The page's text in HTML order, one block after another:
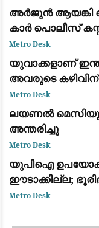
അർജുൻ ആയങ്കി
കാർ പൊലീസ്
Metro Desk
യുവാക്കളാണ്
അവരുടെ
രാഹുൽ ഗാന്ധി
Metro Desk
ലയണൽ
അന്തരിച്ചു
Metro Desk
യുപിഐ
ഈടാക്കില്ല;
Metro Desk